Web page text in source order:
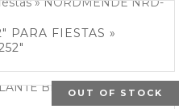
PARA FIESTAS »
OUT OF STOCK